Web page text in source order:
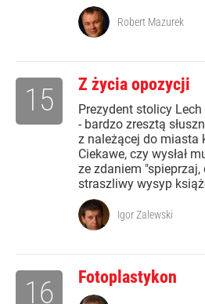
Robert Mazurek
Z życia opozycji
Prezydent stolicy
- bardzo zresztą
z należącej do miasta
Ciekawe, czy wysłał
ze zdaniem
straszliwy wysyp
15
Igor Zalewski
Fotoplastykon
16